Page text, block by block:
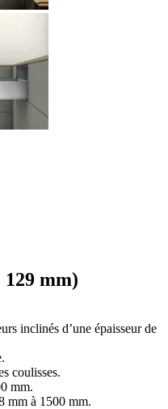
mm)
inclinés d’une épaisseur de
coulisses.
mm.
mm à 1500 mm.